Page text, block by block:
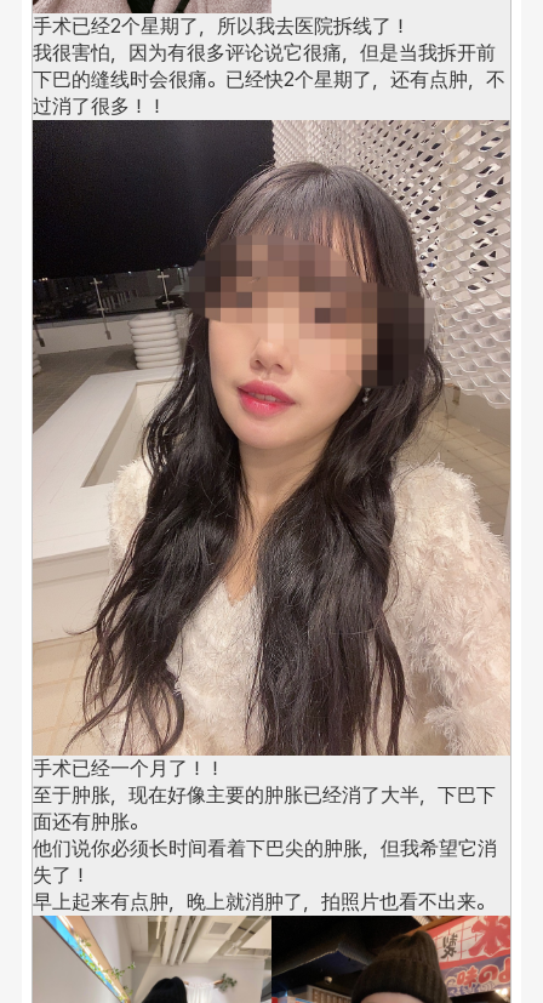
手术已经2个星期了，所以我去医院拆线了！
我很害怕，因为有很多评论说它很痛，但是当我拆开前
下巴的缝线时会很痛。 已经快2个星期了，还有点肿，不
过消了很多！！
手术已经一个月了！！
至于肿胀，现在好像主要的肿胀已经消了大半，下巴下
面还有肿胀。
他们说你必须长时间看着下巴尖的肿胀，但我希望它消
失了！
早上起来有点肿，晚上就消肿了，拍照片也看不出来。